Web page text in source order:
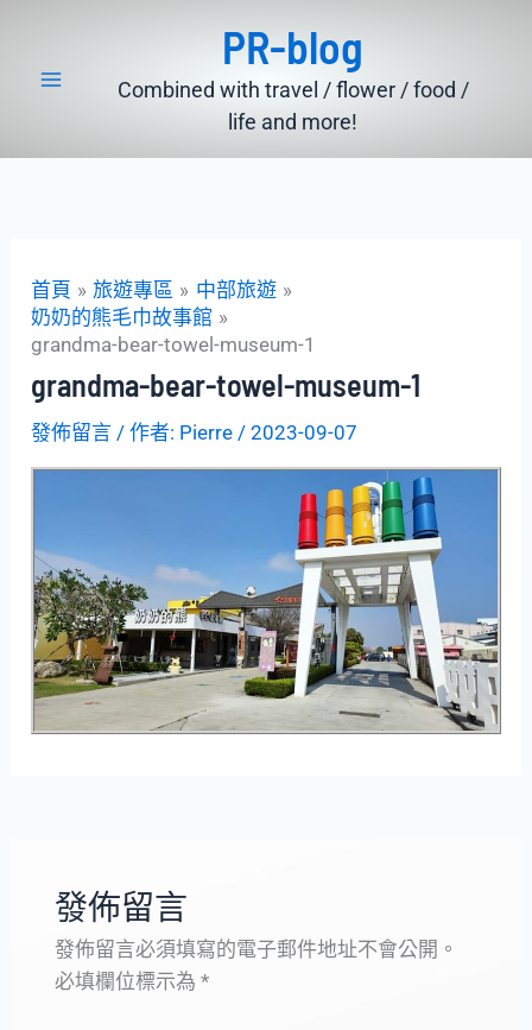
PR-blog
Combined with travel / flower / food /
life and more!
首頁 旅遊專區
中部旅遊
奶奶的熊毛巾故事館
grandma-bear-towel-museum-1
grandma-bear-towel-museum-1
發佈留言 / 作者: Pierre /2023-09-07
發佈留言
發佈留言必須填寫的電子郵件地址不會公開。
必填欄位標示為 *